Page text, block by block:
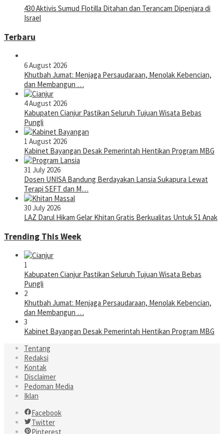
430 Aktivis Sumud Flotilla Ditahan dan Terancam Dipenjara di
Israel
Terbaru
6 August 2026
Khutbah Jumat: Menjaga Persaudaraan, Menolak Kebencian,
dan Membangun …
4 August 2026
Kabupaten Cianjur Pastikan Seluruh Tujuan Wisata Bebas
Pungli
1 August 2026
Kabinet Bayangan Desak Pemerintah Hentikan Program MBG
31 July 2026
Dosen UNISA Bandung Berdayakan Lansia Sukapura Lewat
Terapi SEFT dan M…
30 July 2026
LAZ Darul Hikam Gelar Khitan Gratis Berkualitas Untuk 51 Anak
Trending This Week
1
Kabupaten Cianjur Pastikan Seluruh Tujuan Wisata Bebas
Pungli
2
Khutbah Jumat: Menjaga Persaudaraan, Menolak Kebencian,
dan Membangun …
3
Kabinet Bayangan Desak Pemerintah Hentikan Program MBG
Tentang
Redaksi
Kontak
Disclaimer
Pedoman Media
Iklan
Facebook
Twitter
Pinterest